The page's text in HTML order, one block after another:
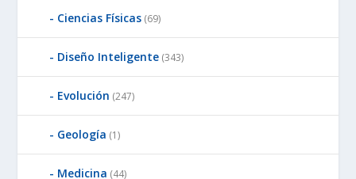
Ciencias Físicas (69)
Diseño Inteligente (343)
Evolución (247)
Geología (1)
Medicina (44)